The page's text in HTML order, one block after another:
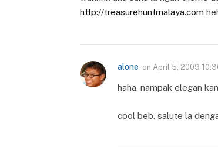
http://treasurehuntmalaya.com
alone on April 5, 2009
haha. nampak elegan
cool beb. salute la